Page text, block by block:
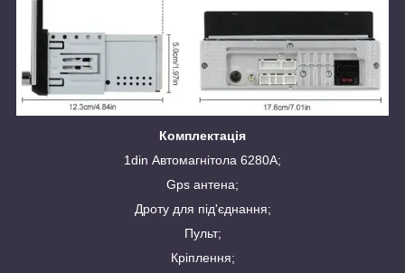
Комплектація
1din Автомагнітола 6280A;
Gps антена;
Дроту для під'єднання;
Пульт;
Кріплення;